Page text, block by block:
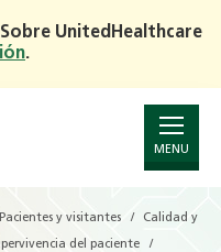
UnitedHealthcare
.
MENU
Pacientes y visitantes Calidad y
del paciente